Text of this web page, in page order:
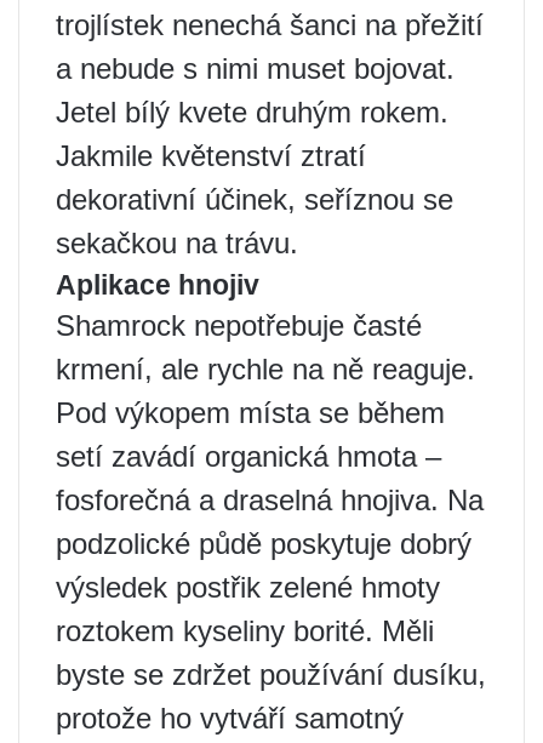
trojlístek nenechá šanci na přežití
a nebude s nimi muset bojovat.
Jetel bílý kvete druhým rokem.
Jakmile květenství ztratí
dekorativní účinek, seříznou se
sekačkou na trávu.
Aplikace hnojiv
Shamrock nepotřebuje časté
krmení, ale rychle na ně reaguje.
Pod výkopem místa se během
setí zavádí organická hmota –
fosforečná a draselná hnojiva. Na
podzolické půdě poskytuje dobrý
výsledek postřik zelené hmoty
roztokem kyseliny borité. Měli
byste se zdržet používání dusíku,
protože ho vytváří samotný